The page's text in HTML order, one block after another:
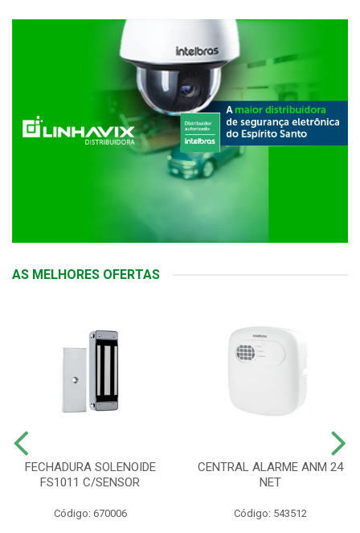
AS MELHORES OFERTAS
FECHADURA SOLENOIDE
FS1011 C/SENSOR
Código: 670006
CENTRAL ALARME ANM 24
NET
Código: 543512